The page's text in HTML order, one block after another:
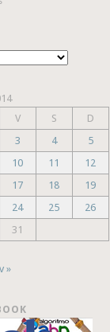
V S
D
3 4
5
10 11
12
17 18
19
24 25
26
31
»